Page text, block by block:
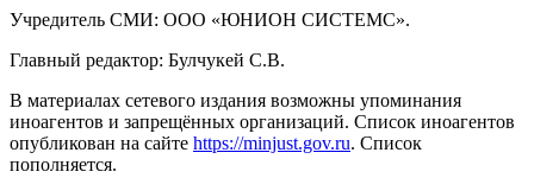
Учредитель СМИ: ООО «ЮНИОН СИСТЕМС».
Главный редактор: Булчукей С.В.
В материалах сетевого издания возможны упоминания
иноагентов и запрещённых организаций. Список иноагентов
опубликован на сайте https://minjust.gov.ru. Список
пополняется.